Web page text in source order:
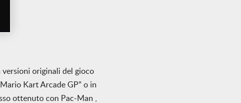
versioni originali del gioco
Kart Arcade GP” o in
ottenuto con Pac-Man ,